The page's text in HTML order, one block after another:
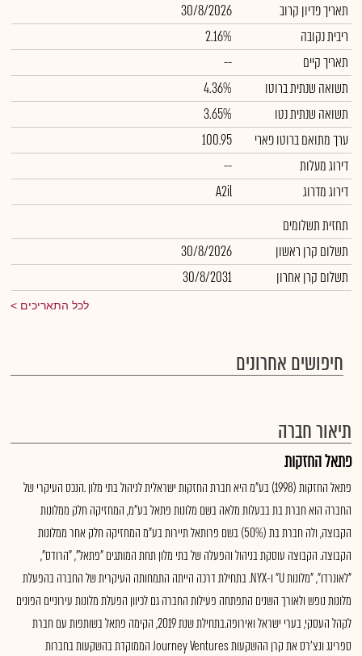
תאריך פדיון קרוב
30/8/2026
ריבית נקובה
2.16%
תאריך קיים
--
תשואה שנתית ברוטו
4.36%
תשואה שנתית נטו
3.65%
ערך מתואם ברוטו פארי
100.95
דירוג מעלות
--
דירוג מדרוג
A2il
תחזית תשלומים
תשלום קרן ראשון
30/8/2026
תשלום קרן אחרון
30/8/2031
לכל התאריכים
חיפושים אחרונים
תיאור חברה
פתאל החזקות
פתאל החזקות (1998) בע"מ היא חברת החזקות ישראלית לניהול בתי מלון .הנכס העיקרי של
החברה הוא חברת בת בבעלות מלאה בשם מלונות פתאל בע"מ, המחזיקה חלק ממלונות
הקבוצה, ולה חברת בת (50%) בשם פרותאל תיירות בע"מ המחזיקה חלק אחר ממלונות
הקבוצה. הקבוצה עוסקת בניהול והפעלה של בתי מלון תחת המותגים "פתאל", "הרודס",
"לאונרדו", "מלונות U" ו-NYX. בתחילת דרכה הייתה התמחותה העיקרית של החברה בהפעלת
מלונות נופש ולאורך השנים התפתחה פעילות החברה גם לכיוון הפעלת מלונות עירוניים הפונים
לקהל העסקי, בערי ישראל ואירופה.בתחילת שנת 2019, הקימה פתאל בשותפות עם חברת
ספרינג ונצ'רס את קרן ההשקעות Journey Ventures הממוקדת בהשקעות בחברות